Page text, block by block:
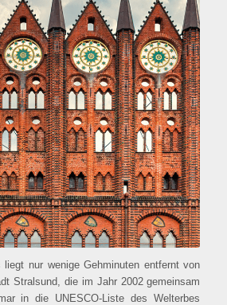
liegt nur wenige Gehminuten entfernt von
Stralsund, die im Jahr 2002 gemeinsam
in die UNESCO-Liste des Welterbes